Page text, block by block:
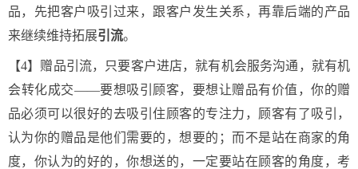
品，先把客户吸引过来，跟客户发生关系，再靠后端的产品
来继续维持拓展引流。
【4】赠品引流，只要客户进店，就有机会服务沟通，就有机
会转化成交——要想吸引顾客，要想让赠品有价值，你的赠
品必须可以很好的去吸引住顾客的专注力，顾客有了吸引，
认为你的赠品是他们需要的，想要的；而不是站在商家的角
度，你认为的好的，你想送的，一定要站在顾客的角度，考